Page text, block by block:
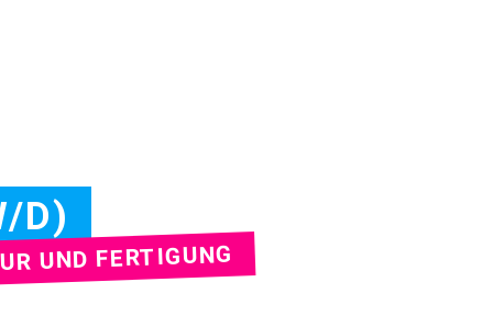
D)
UND FERTIGUNG